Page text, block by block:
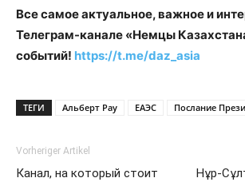
Все самое актуальное, важное и
Телеграм-канале «Немцы
событий! https://t.me/daz_asia
ТЕГИ Альберт Рау ЕАЭС Послание
Vorheriger Artikel
Канал, на который стоит
Нұр-